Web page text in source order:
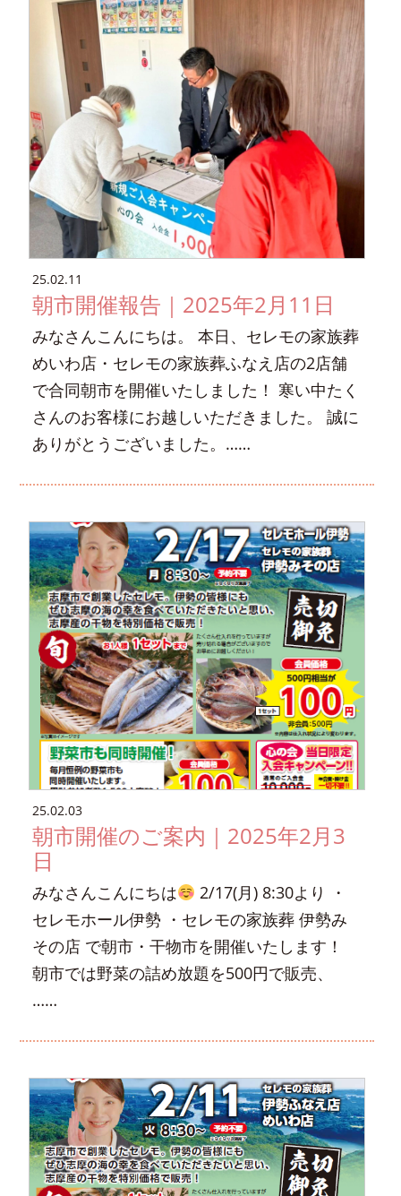
25.02.11
朝市開催報告｜2025年2月11日
みなさんこんにちは。 本日、セレモの家族葬
めいわ店・セレモの家族葬ふなえ店の2店舗
で合同朝市を開催いたしました！ 寒い中たく
さんのお客様にお越しいただきました。 誠に
ありがとうございました。……
25.02.03
朝市開催のご案内｜2025年2月3
日
みなさんこんにちは
2/17(月) 8:30より ・
セレモホール伊勢 ・セレモの家族葬 伊勢み
その店 で朝市・干物市を開催いたします！
朝市では野菜の詰め放題を500円で販売、
……